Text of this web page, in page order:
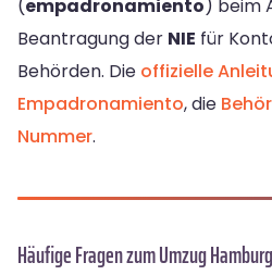
(empadronamiento) beim
Beantragung der NIE für
Behörden. Die offizielle
Empadronamiento, die
Nummer.
Häufige Fragen zum Umzug